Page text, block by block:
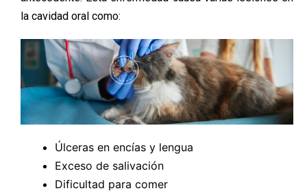
la cavidad oral como:
Úlceras en encías y lengua
Exceso de salivación
Dificultad para comer